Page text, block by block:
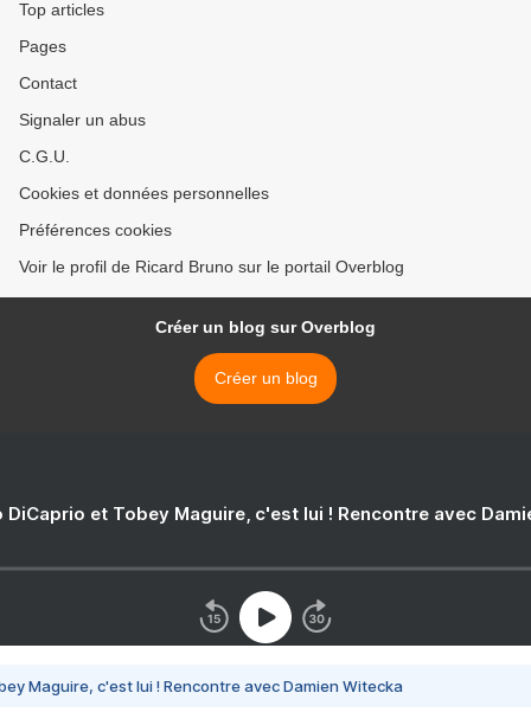
Top articles
Pages
Contact
Signaler un abus
C.G.U.
Cookies et données personnelles
Préférences cookies
Voir le profil de Ricard Bruno sur le portail Overblog
Créer un blog sur Overblog
Créer un blog
DiCaprio et Tobey Maguire, c'est lui ! Rencontre avec
Maguire, c'est lui ! Rencontre avec Damien Witecka